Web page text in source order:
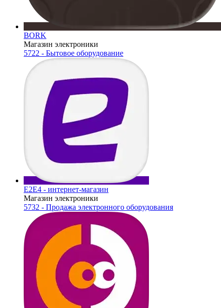
BORK
Магазин электроники
5722 - Бытовое оборудование
Е2Е4 - интернет-магазин
Магазин электроники
5732 - Продажа электронного оборудования